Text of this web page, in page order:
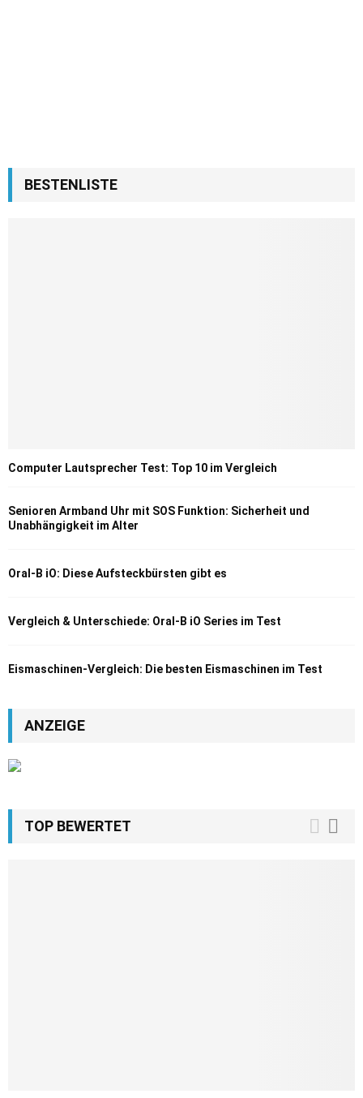
BESTENLISTE
Computer Lautsprecher Test: Top 10 im Vergleich
Senioren Armband Uhr mit SOS Funktion: Sicherheit und
Unabhängigkeit im Alter
Oral-B iO: Diese Aufsteckbürsten gibt es
Vergleich & Unterschiede: Oral-B iO Series im Test
Eismaschinen-Vergleich: Die besten Eismaschinen im Test
ANZEIGE
TOP BEWERTET